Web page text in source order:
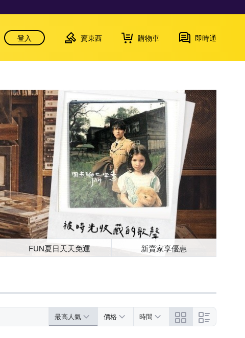
登入 賣東西 購物車 即時通
FUN夏日天天免運 新賣家享優惠
最高人氣 價格 時間